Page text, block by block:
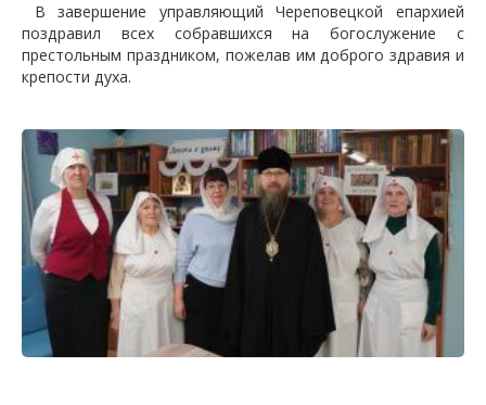
В завершение управляющий Череповецкой епархией
поздравил всех собравшихся на богослужение с
престольным праздником, пожелав им доброго здравия и
крепости духа.